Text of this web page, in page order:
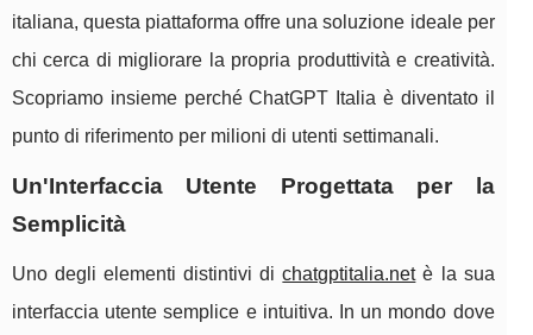
italiana, questa piattaforma offre una soluzione ideale per
chi cerca di migliorare la propria produttività e creatività.
Scopriamo insieme perché ChatGPT Italia è diventato il
punto di riferimento per milioni di utenti settimanali.
Un'Interfaccia Utente Progettata per la
Semplicità
Uno degli elementi distintivi dichatgptitalia.netè la sua
interfaccia utente semplice e intuitiva. In un mondo dove